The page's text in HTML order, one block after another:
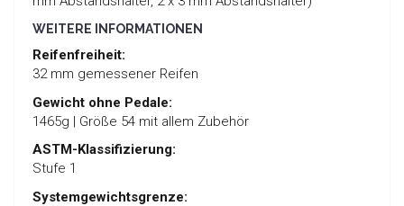
WEITERE INFORMATIONEN
Reifenfreiheit:
32 mm gemessener Reifen
Gewicht ohne Pedale:
1465g | Größe 54 mit allem Zubehör
ASTM-Klassifizierung:
Stufe 1
Systemgewichtsgrenze: